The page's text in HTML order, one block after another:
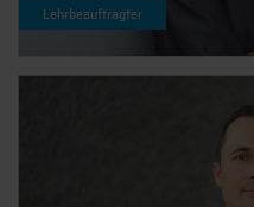
Lehrbeauftragter